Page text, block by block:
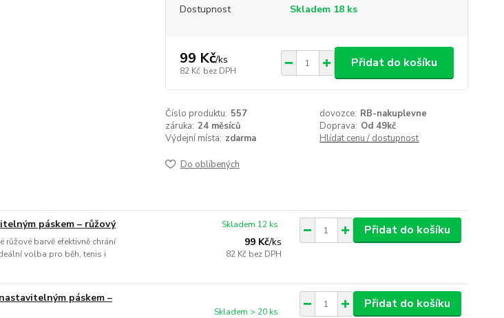
Dostupnost Skladem 18 ks
99 Kč/ks
82 Kč bez DPH
Přidat do košíku
Číslo produktu: 557 dovozce: RB-nakuplevne
záruka: 24 měsíců Doprava: Od 49kč
Výdejní místa: zdarma Hlídat cenu / dostupnost
Do oblíbených
páskem – růžový
růžové barvě efektivně chrání
volba pro běh, tenis i
99 Kč/ks
82 Kč bez DPH
Skladem 12 ks Přidat do košíku
páskem –
Skladem > 20 ks
Přidat do košíku